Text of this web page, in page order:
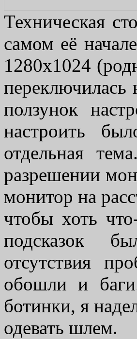
Техническая
самом её
1280х1024
переключилась
ползунок
настроить
отдельная
разрешении
монитор на
чтобы хоть
подсказок
отсутствия
обошли и
ботинки, я
одевать шлем.